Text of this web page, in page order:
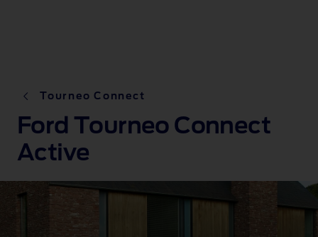
Tourneo Connect
Ford Tourneo Connect
Active